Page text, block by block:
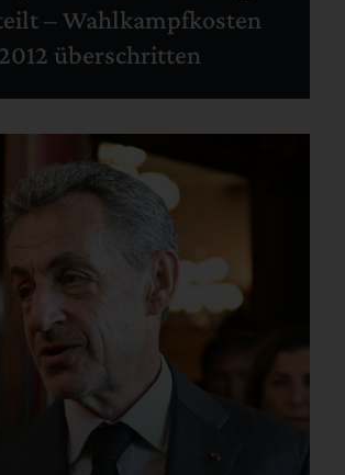
– Wahlkampfkosten
2012 überschritten